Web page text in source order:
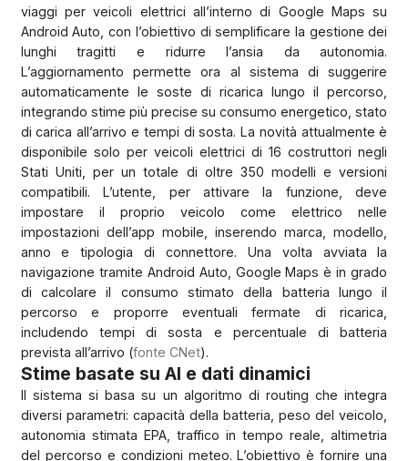
viaggi per veicoli elettrici all’interno di Google Maps su
Android Auto, con l’obiettivo di semplificare la gestione dei
lunghi tragitti e ridurre l’ansia da autonomia.
L’aggiornamento permette ora al sistema di suggerire
automaticamente le soste di ricarica lungo il percorso,
integrando stime più precise su consumo energetico, stato
di carica all’arrivo e tempi di sosta. La novità attualmente è
disponibile solo per veicoli elettrici di 16 costruttori negli
Stati Uniti, per un totale di oltre 350 modelli e versioni
compatibili. L’utente, per attivare la funzione, deve
impostare il proprio veicolo come elettrico nelle
impostazioni dell’app mobile, inserendo marca, modello,
anno e tipologia di connettore. Una volta avviata la
navigazione tramite Android Auto, Google Maps è in grado
di calcolare il consumo stimato della batteria lungo il
percorso e proporre eventuali fermate di ricarica,
includendo tempi di sosta e percentuale di batteria
prevista all’arrivo (fonte CNet).
Stime basate su AI e dati dinamici
Il sistema si basa su un algoritmo di routing che integra
diversi parametri: capacità della batteria, peso del veicolo,
autonomia stimata EPA, traffico in tempo reale, altimetria
del percorso e condizioni meteo. L’obiettivo è fornire una